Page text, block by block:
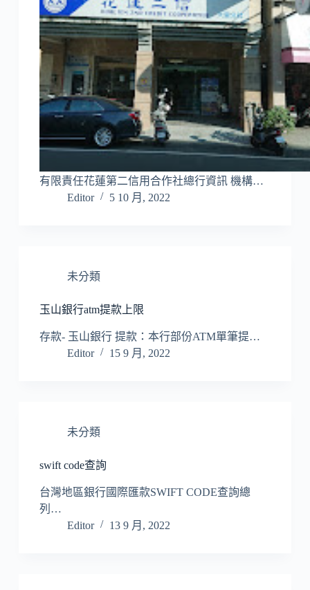
有限責任花蓮第二信用合作社總行資訊 機構…
Editor
5 10 月, 2022
未分類
玉山銀行atm提款上限
存款- 玉山銀行 提款：本行部份ATM單筆提…
Editor
15 9 月, 2022
未分類
swift code查詢
台灣地區銀行國際匯款SWIFT CODE查詢總
列…
Editor
13 9 月, 2022